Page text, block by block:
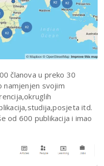
članova u preko 30
namjenjen svojim
itd.
od 600 publikacija i imao